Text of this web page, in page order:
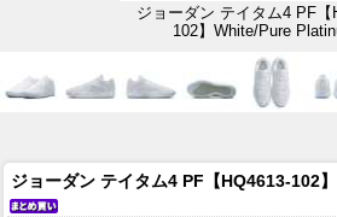
ジョーダン テイタム4 PF【
102】White/Pure
ジョーダン テイタム4 PF【HQ4613-102